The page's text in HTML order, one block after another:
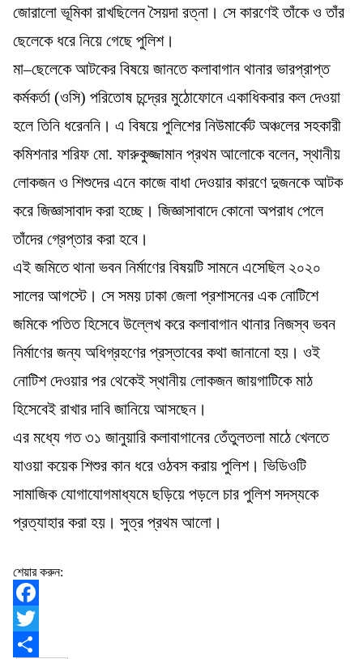
জোরালো ভূমিকা রাখছিলেন সৈয়দা রত্না। সে কারণেই তাঁকে ও তাঁর
ছেলেকে ধরে নিয়ে গেছে পুলিশ।
মা–ছেলেকে আটকের বিষয়ে জানতে কলাবাগান থানার ভারপ্রাপ্ত
কর্মকর্তা (ওসি) পরিতোষ চন্দ্রের মুঠোফোনে একাধিকবার কল দেওয়া
হলে তিনি ধরেননি। এ বিষয়ে পুলিশের নিউমার্কেট অঞ্চলের সহকারী
কমিশনার শরিফ মো. ফারুকুজ্জামান প্রথম আলোকে বলেন, স্থানীয়
লোকজন ও শিশুদের এনে কাজে বাধা দেওয়ার কারণে দুজনকে আটক
করে জিজ্ঞাসাবাদ করা হচ্ছে। জিজ্ঞাসাবাদে কোনো অপরাধ পেলে
তাঁদের গ্রেপ্তার করা হবে।
এই জমিতে থানা ভবন নির্মাণের বিষয়টি সামনে এসেছিল ২০২০
সালের আগস্টে। সে সময় ঢাকা জেলা প্রশাসনের এক নোটিশে
জমিকে পতিত হিসেবে উল্লেখ করে কলাবাগান থানার নিজস্ব ভবন
নির্মাণের জন্য অধিগ্রহণের প্রস্তাবের কথা জানানো হয়। ওই
নোটিশ দেওয়ার পর থেকেই স্থানীয় লোকজন জায়গাটিকে মাঠ
হিসেবেই রাখার দাবি জানিয়ে আসছেন।
এর মধ্যে গত ৩১ জানুয়ারি কলাবাগানের তেঁতুলতলা মাঠে খেলতে
যাওয়া কয়েক শিশুর কান ধরে ওঠবস করায় পুলিশ। ভিডিওটি
সামাজিক যোগাযোগমাধ্যমে ছড়িয়ে পড়লে চার পুলিশ সদস্যকে
প্রত্যাহার করা হয়। সুত্র প্রথম আলো।
শেয়ার করুন:
Facebook
Twitter